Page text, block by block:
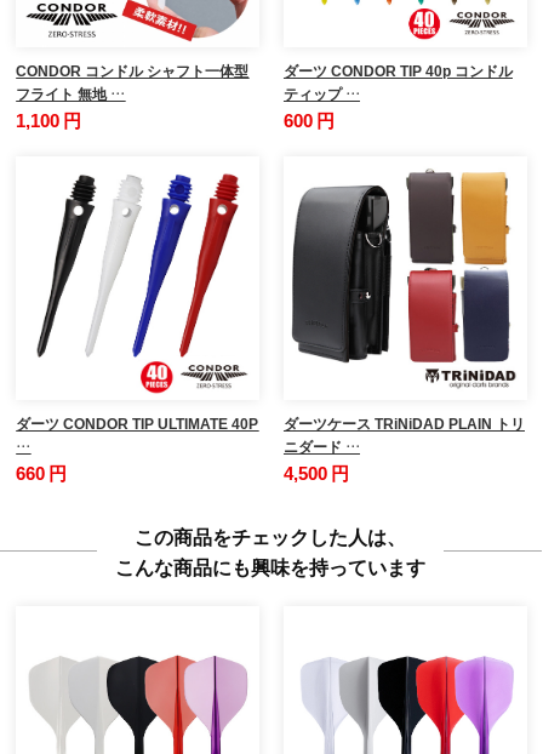
CONDOR コンドル シャフト一体型
フライト 無地 …
1,100 円
ダーツ CONDOR TIP 40p コンドル
ティップ …
600 円
ダーツ CONDOR TIP ULTIMATE 40P
…
660 円
ダーツケース TRiNiDAD PLAIN トリ
ニダード …
4,500 円
この商品をチェックした人は、
こんな商品にも興味を持っています